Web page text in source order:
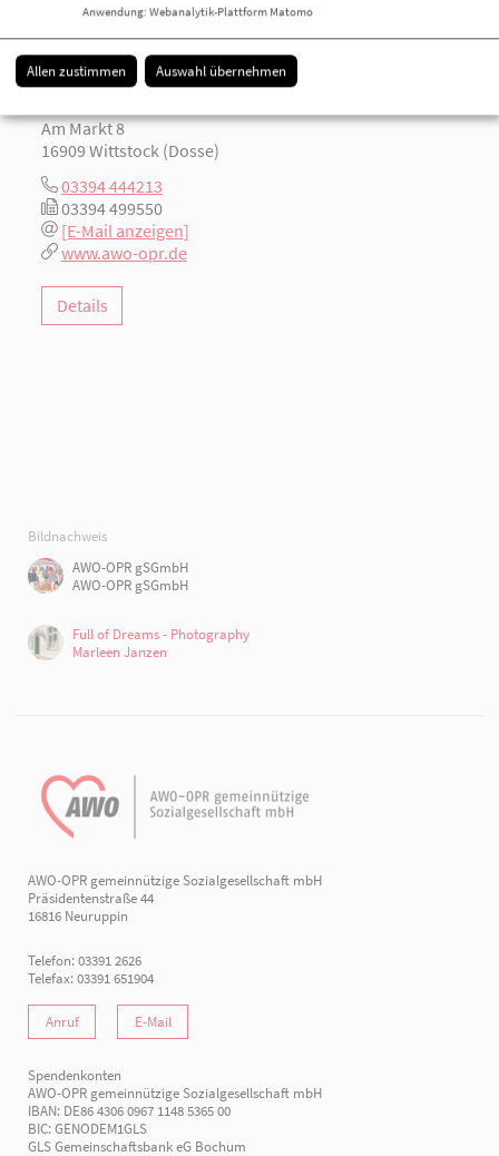
AWO-Kontakt- und Beratungsstelle /
Am Markt 8
16909 Wittstock (Dosse)
03394 444213
03394 499550
[E-Mail anzeigen]
www.awo-opr.de
Details
Bildnachweis
AWO-OPR gSGmbH
AWO-OPR gSGmbH
Full of Dreams - Photography
Marleen Janzen
AWO-OPR gemeinnützige Sozialgesellschaft mbH
Präsidentenstraße 44
16816 Neuruppin
Telefon: 03391 2626
Telefax: 03391 651904
Anruf E-Mail
Spendenkonten
AWO-OPR gemeinnützige Sozialgesellschaft mbH
IBAN: DE86 4306 0967 1148 5365 00
BIC: GENODEM1GLS
GLS Gemeinschaftsbank eG Bochum
Anwendung: Webanalytik-Plattform Matomo
Allen zustimmen Auswahl übernehmen